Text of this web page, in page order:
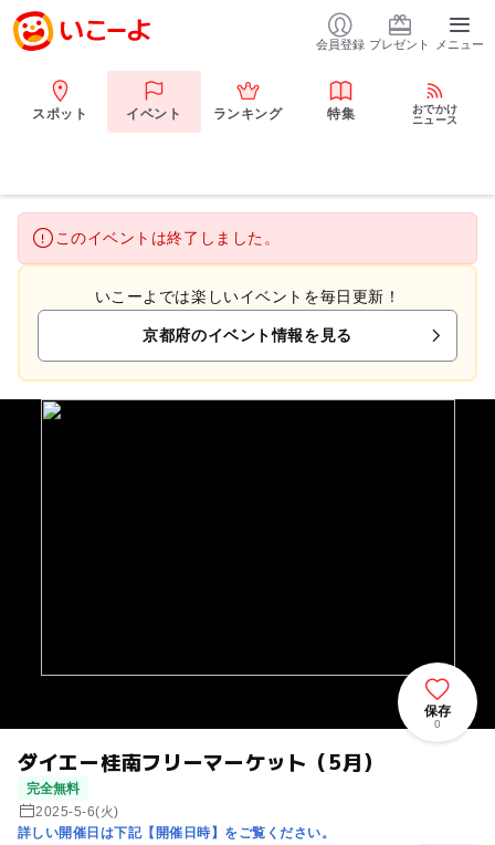
会員登録 プレゼント メニュー
スポット イベント ランキング 特集
おでかけ
ニュース
このイベントは終了しました。
いこーよでは楽しいイベントを毎日更新！
京都府のイベント情報を見る
ダイエー桂南フリーマーケット（5月）
完全無料
2025-5-6(火)
詳しい開催日は下記【開催日時】をご覧ください。
保存
0